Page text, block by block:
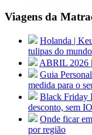
Viagens da
Holanda |
tulipas do
ABRIL 2026
Guia
medida para o
Black Friday
desconto, sem
Onde ficar
por região